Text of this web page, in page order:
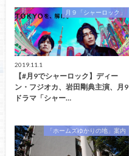
月９「シャーロック」
2019.11.1
【#月9でシャーロック】ディー
ン・フジオカ、岩田剛典主演、月9
ドラマ「シャー…
「ホームズゆかりの地」案内